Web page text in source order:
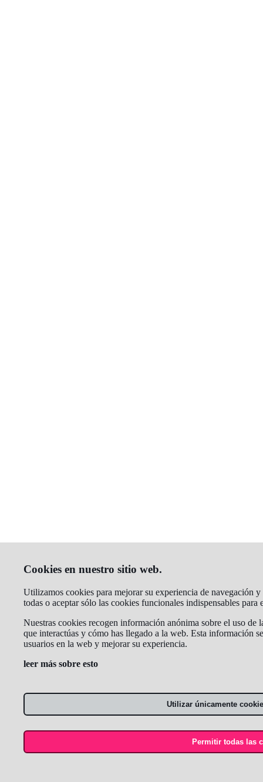
Cookies en nuestro sitio web.
Utilizamos cookies para mejorar su experiencia de navegación
todas o aceptar sólo las cookies funcionales indispensables
Nuestras cookies recogen información anónima sobre el uso de
que interactúas y cómo has llegado a la web. Esta información
usuarios en la web y mejorar su experiencia.
leer más sobre esto
Utilizar únicamente
Permitir todas las